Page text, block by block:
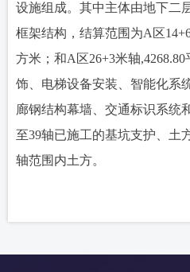
设施组成。其中主体由地下二
框架结构，结算范围为A区
方米；和A区26+3米轴
饰、电梯设备安装、智能化系
廊钢结构幕墙、交通标识系统
至39轴已施工的基坑支护、土
轴范围内土方。